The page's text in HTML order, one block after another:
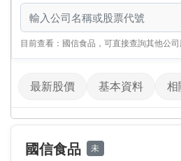
目前查看：國信食品，可直接查詢其他公
最新股價 基本資料 相
國信食品 未